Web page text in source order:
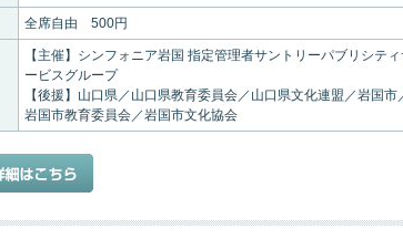
全席自由 500円
【主催】シンフォニア岩国 指定管理者サントリーパブリシテ
ービスグループ
【後援】山口県／山口県教育委員会／山口県文化連盟／岩国市
岩国市教育委員会／岩国市文化協会